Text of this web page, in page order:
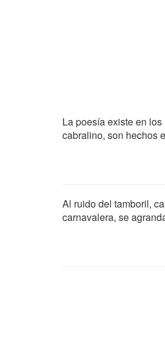
La poesía existe en
cabralino, son hechos
Al ruido del tamboril,
carnavalera, se